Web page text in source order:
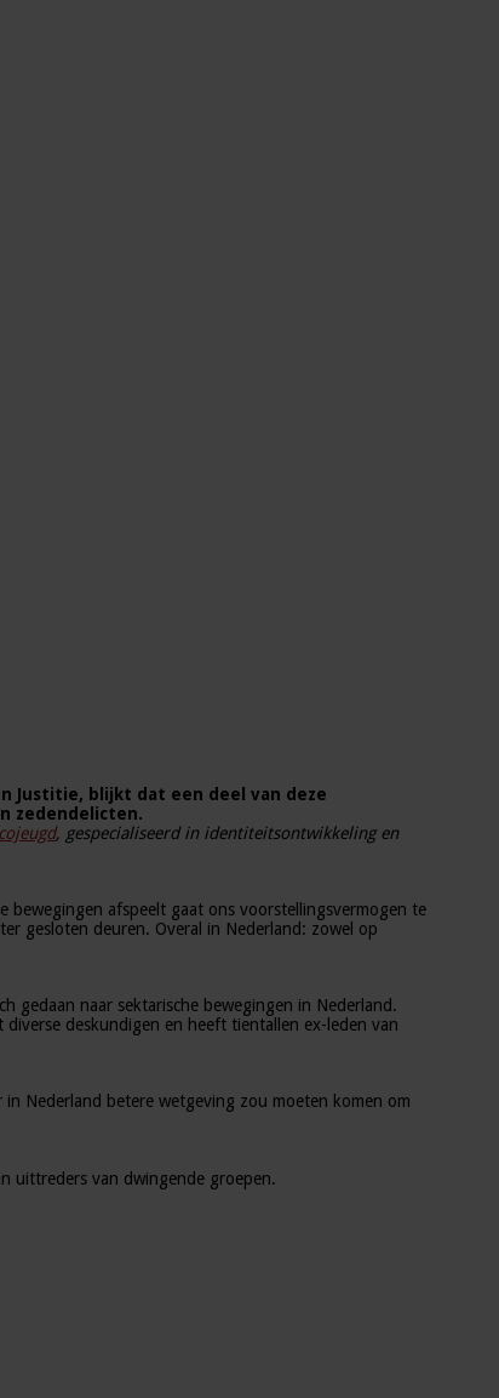
Justitie, blijkt dat een deel van deze
zedendelicten.
, gespecialiseerd in identiteitsontwikkeling en
bewegingen afspeelt gaat ons voorstellingsvermogen te
gesloten deuren. Overal in Nederland: zowel op
gedaan naar sektarische bewegingen in Nederland.
diverse deskundigen en heeft tientallen ex-leden van
Nederland betere wetgeving zou moeten komen om
uittreders van dwingende groepen.